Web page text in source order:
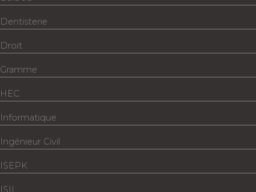
Dentisterie
Droit
Gramme
HEC
Informatique
Ingénieur Civil
ISEPK
ISIL